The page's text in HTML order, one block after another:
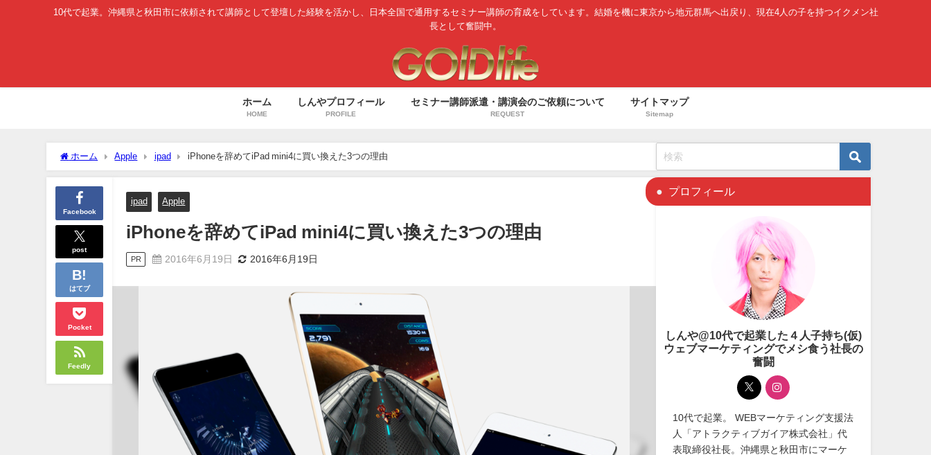
10代で起業。沖縄県と秋田市に依頼されて講師として登壇した経験を活かし、日本全国で通用するセミナー講師の育成をしています。結婚を機に東京から地元群馬へ出戻り、現在4人の子を持つイクメン社
長として奮闘中。
ホーム
HOME
しんやプロフィール
PROFILE
セミナー講師派遣・講演会のご依頼について
REQUEST
サイトマップ
Sitemap
ホーム Apple ipad iPhoneを辞めてiPad mini4に買い換えた3つの理由
Facebook
post
はてブ
Pocket
Feedly
ipad Apple
iPhoneを辞めてiPad mini4に買い換えた3つの理由
PR 2016年6月19日 2016年6月19日
プロフィール
しんや@10代で起業した４人子持ち(仮)
ウェブマーケティングでメシ食う社長の
奮闘
10代で起業。 WEBマーケティング支援法
人「アトラクティブガイア株式会社」代
表取締役社長。沖縄県と秋田市にマーケ